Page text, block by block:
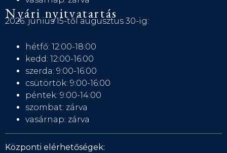
Nyári nyitvatartás
2026. június 15-től augusztus 30-ig:
hétfő: 12:00-18:00
kedd: 12:00-16:00
szerda: 9:00-16:00
csütörtök: 9:00-16:00
péntek: 9:00-14:00
szombat: zárva
vasárnap: zárva
Központi elérhetőségek: